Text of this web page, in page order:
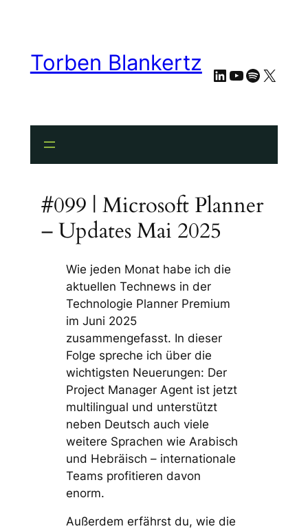
Torben Blankertz LinkedIn
YouTube
Spotify
X
#099 | Microsoft Planner
– Updates Mai 2025
Wie jeden Monat habe ich die
aktuellen Technews in der
Technologie Planner Premium
im Juni 2025
zusammengefasst. In dieser
Folge spreche ich über die
wichtigsten Neuerungen: Der
Project Manager Agent ist jetzt
multilingual und unterstützt
neben Deutsch auch viele
weitere Sprachen wie Arabisch
und Hebräisch – internationale
Teams profitieren davon
enorm.
Außerdem erfährst du, wie die